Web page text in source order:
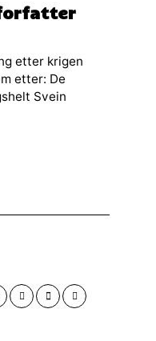
etter krigen
etter: De
Svein